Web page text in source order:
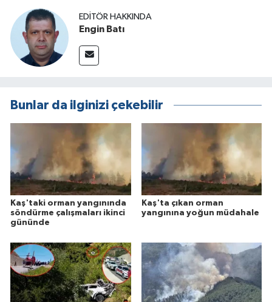
EDITÖR HAKKINDA
Engin Batı
Bunlar da ilginizi çekebilir
Kaş'taki orman yangınında
söndürme çalışmaları ikinci
gününde
Kaş'ta çıkan orman
yangınına yoğun müdahale